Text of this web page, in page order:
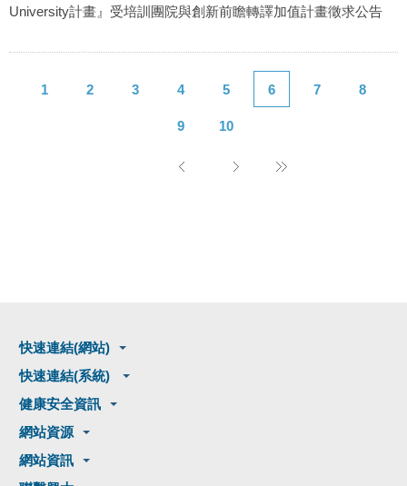
University計畫』受培訓團院與創新前瞻轉譯加值計畫徵求公告
1 2 3 4 5 6 7 8
9 10
快速連結(網站)
快速連結(系統)
健康安全資訊
網站資源
網站資訊